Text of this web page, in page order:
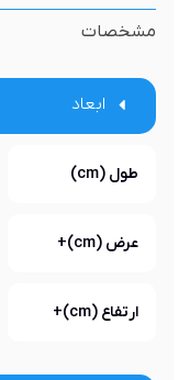
مشخصات
ابعاد
طول (cm)
عرض (cm)+
ارتفاع (cm)+